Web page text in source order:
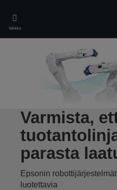
main
content
Valikko
Varmista,
parasta
Epsonin
luotettavia